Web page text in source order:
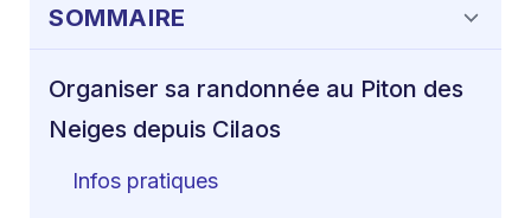
SOMMAIRE
Organiser sa randonnée au Piton des
Neiges depuis Cilaos
Infos pratiques